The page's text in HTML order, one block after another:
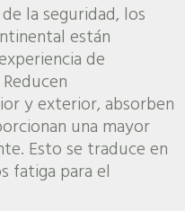
la seguridad, los
están
de
y exterior, absorben
una mayor
Esto se traduce en
fatiga para el